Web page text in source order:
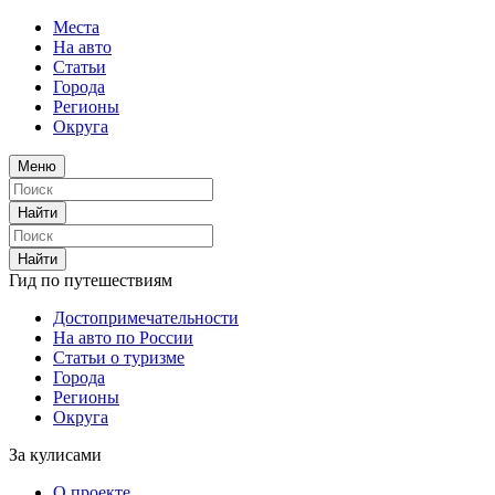
Места
На авто
Статьи
Города
Регионы
Округа
Меню
Найти
Найти
Гид по путешествиям
Достопримечательности
На авто по России
Статьи о туризме
Города
Регионы
Округа
За кулисами